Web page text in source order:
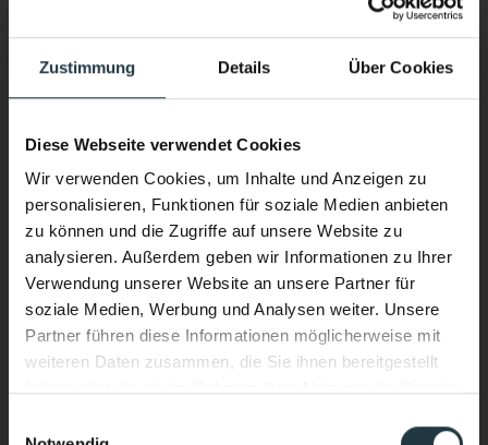
Zustimmung Details Über Cookies
Diese Webseite verwendet Cookies
Wir verwenden Cookies, um Inhalte und Anzeigen zu
personalisieren, Funktionen für soziale Medien anbieten
zu können und die Zugriffe auf unsere Website zu
analysieren. Außerdem geben wir Informationen zu Ihrer
Verwendung unserer Website an unsere Partner für
soziale Medien, Werbung und Analysen weiter. Unsere
Partner führen diese Informationen möglicherweise mit
weiteren Daten zusammen, die Sie ihnen bereitgestellt
Zusätzliche Angaben oder Fragen